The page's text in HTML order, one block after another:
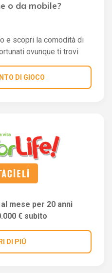
o da mobile?
e scopri la comodità di
ovunque ti trovi
DI GIOCO
mese per 20 anni
€ subito
DI PIÚ